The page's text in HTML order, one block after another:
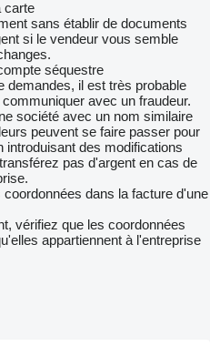
carte
sans établir de documents
si le vendeur vous semble
séquestre
demandes, il est très probable
avec un fraudeur.
société avec un nom similaire
peuvent se faire passer pour
introduisant des modifications
pas d'argent en cas de
dans la facture d'une
vérifiez que les coordonnées
appartiennent à l'entreprise